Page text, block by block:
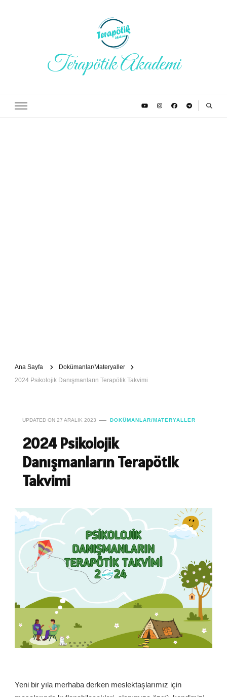
Terapötik Akademi
Ana Sayfa
Dokümanlar/Materyaller
2024 Psikolojik Danışmanların Terapötik Takvimi
UPDATED ON 27 ARALIK 2023 DOKÜMANLAR/MATERYALLER
2024 Psikolojik
Danışmanların Terapötik
Takvimi
Yeni bir yıla merhaba derken meslektaşlarımız için